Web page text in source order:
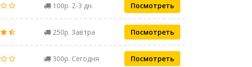
100р. 2-3 дн. Посмотреть
250р. Завтра Посмотреть
300р. Сегодня Посмотреть